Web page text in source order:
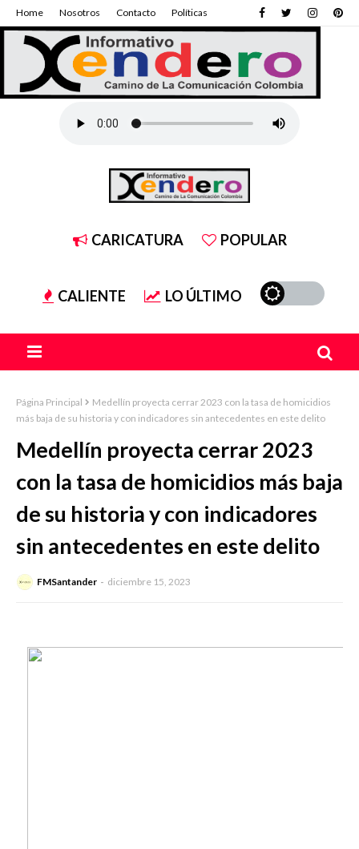
Home Nosotros Contacto Políticas
CARICATURA POPULAR
CALIENTE LO ÚLTIMO
Página Principal
Medellín proyecta cerrar 2023 con la tasa de homicidios
más baja de su historia y con indicadores sin antecedentes en este delito
Medellín proyecta cerrar 2023
con la tasa de homicidios más baja
de su historia y con indicadores
sin antecedentes en este delito
FMSantander diciembre 15, 2023